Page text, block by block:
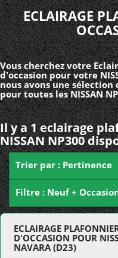
ECLAIRAGE
Vous cherchez votre
d'occasion pour votre
nous avons une
pour toutes les NISSAN
Il y a 1 eclairage
NISSAN NP300
Trier par : Pertinence
Filtre : Neuf +
ECLAIRAGE
D'OCCASION POUR
NAVARA (D23)